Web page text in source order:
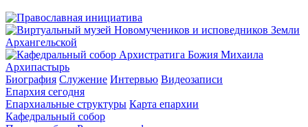
Архипастырь
Биография Служение Интервью Видеозаписи
Епархия сегодня
Епархиальные структуры Карта епархии
Кафедральный собор